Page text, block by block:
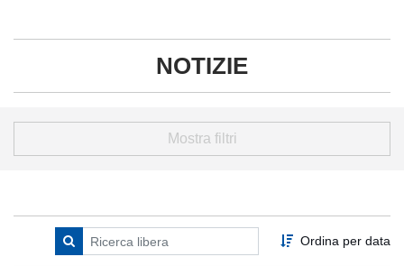
NOTIZIE
Mostra filtri
Ordina per data